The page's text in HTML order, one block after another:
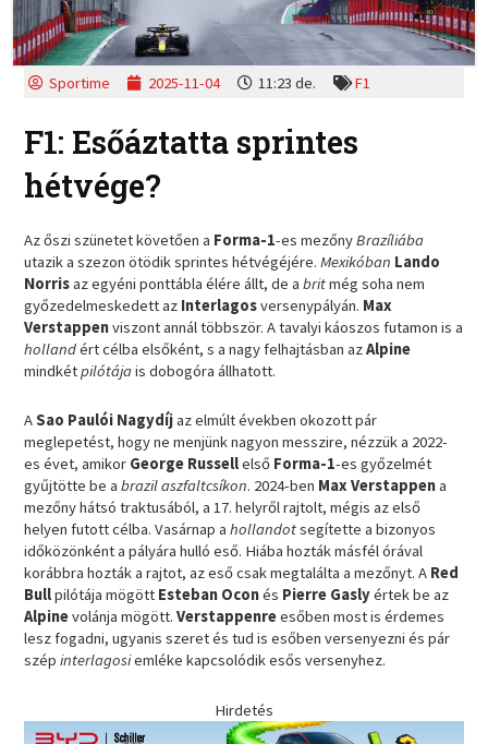
Sportime 2025-11-04 11:23 de. F1
F1: Esőáztatta sprintes
hétvége?
Az őszi szünetet követően a Forma-1-es mezőnyBrazíliába
utazik a szezon ötödik sprintes hétvégéjére.Mexikóban Lando
Norrisaz egyéni ponttábla élére állt, de abritmég soha nem
győzedelmeskedett az Interlagosversenypályán. Max
Verstappenviszont annál többször. A tavalyi káoszos futamon is a
hollandért célba elsőként, s a nagy felhajtásban azAlpine
mindkétpilótájais dobogóra állhatott.
ASao Paulói Nagydíjaz elmúlt években okozott pár
meglepetést, hogy ne menjünk nagyon messzire, nézzük a 2022-
es évet, amikor George Russellelső Forma-1-es győzelmét
gyűjtötte be a brazil aszfaltcsíkon. 2024-ben Max Verstappena
mezőny hátsó traktusából, a 17. helyről rajtolt, mégis az első
helyen futott célba. Vasárnap ahollandotsegítette a bizonyos
időközönként a pályára hulló eső. Hiába hozták másfél órával
korábbra hozták a rajtot, az eső csak megtalálta a mezőnyt. A Red
Bullpilótája mögött Esteban Oconés Pierre Gaslyértek be az
Alpinevolánja mögött.Verstappenreesőben most is érdemes
lesz fogadni, ugyanis szeret és tud is esőben versenyezni és pár
szépinterlagosiemléke kapcsolódik esős versenyhez.
Hirdetés